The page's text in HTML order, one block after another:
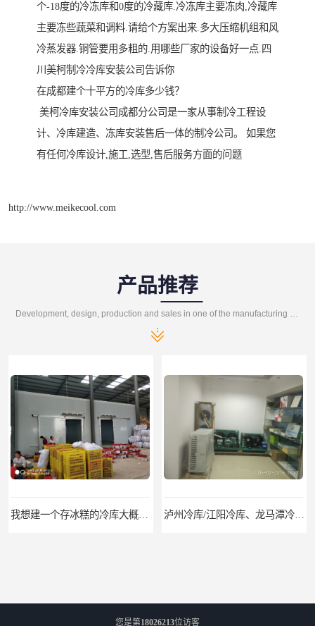
个-18度的冷冻库和0度的冷藏库.冷冻库主要冻肉,冷藏库
主要冻些蔬菜和调料.请给个方案出来.多大压缩机组和风
冷蒸发器.铜管要用多粗的.用哪些厂家的设备好一点.四
川美柯制冷冷库安装公司告诉你
在成都建个十平方的冷库多少钱？
美柯冷库安装公司成都分公司是一家从事制冷工程设
计、冷库建造、冻库安装售后一体的制冷公司。 如果您
有任何冷库设计,施工,选型,售后服务方面的问题
http://www.meikecool.com
产品推荐
您是第18026213位访客